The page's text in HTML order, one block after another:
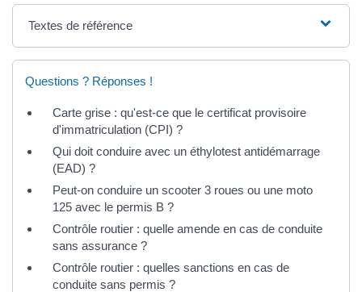
Textes de référence
Questions ? Réponses !
Carte grise : qu'est-ce que le certificat provisoire
d'immatriculation (CPI) ?
Qui doit conduire avec un éthylotest antidémarrage
(EAD) ?
Peut-on conduire un scooter 3 roues ou une moto
125 avec le permis B ?
Contrôle routier : quelle amende en cas de conduite
sans assurance ?
Contrôle routier : quelles sanctions en cas de
conduite sans permis ?